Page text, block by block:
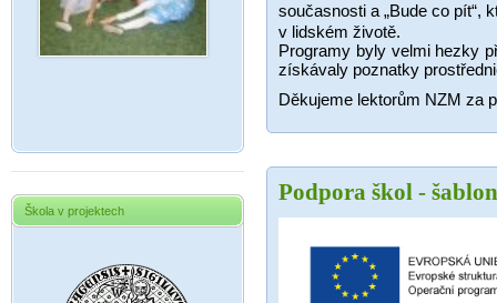
Škola v projektech
současnosti a „Bude co pít“,
v lidském životě.
Programy byly velmi hezky
získávaly poznatky
Děkujeme lektorům NZM za
Podpora škol -